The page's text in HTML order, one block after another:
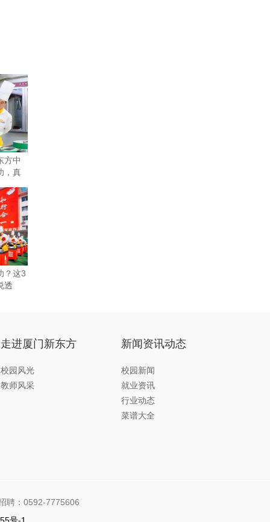
方中
，真
？这3
透
走进厦门新东方
校园风光
教师风采
新闻资讯动态
校园新闻
就业资讯
行业动态
菜谱大全
聘：0592-7775606